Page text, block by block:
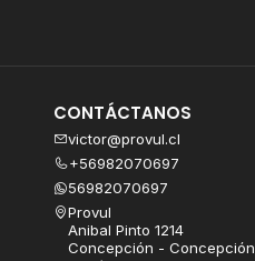
CONTÁCTANOS
victor@provul.cl
+56982070697
56982070697
Provul
Anibal Pinto 1214
Concepción - Concepción